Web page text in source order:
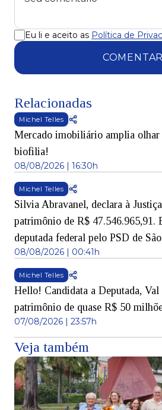
Eu li e aceito as Política de
COMENTAR
Relacionadas
Michel Telles
Mercado imobiliário amplia olhar
biofilia!
08/08/2026 | 16:30h
Michel Telles
Silvia Abravanel, declara à
patrimônio de R$ 47.546.965,91.
deputada federal pelo PSD de
08/08/2026 | 00:41h
Michel Telles
Hello! Candidata a Deputada,
patrimônio de quase R$ 50
07/08/2026 | 23:57h
Veja também